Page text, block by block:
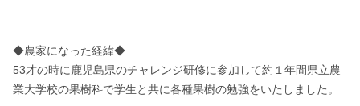
◆農家になった経緯◆
53才の時に鹿児島県のチャレンジ研修に参加して約１年間県立農
業大学校の果樹科で学生と共に各種果樹の勉強をいたしました。